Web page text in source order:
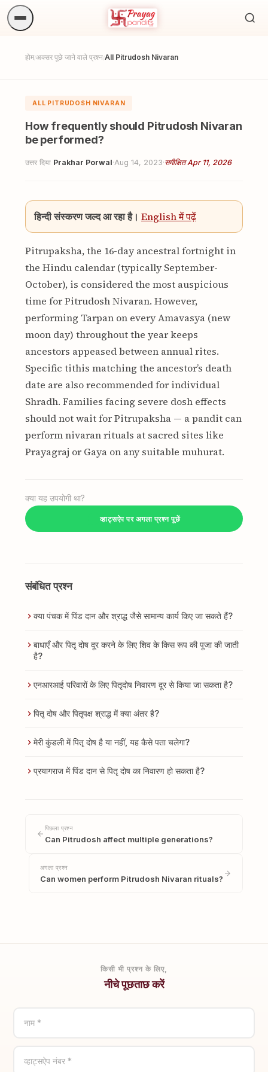
होम/अक्सर पूछे जाने वाले प्रश्न/All Pitrudosh Nivaran
ALL PITRUDOSH NIVARAN
How frequently should Pitrudosh Nivaran
be performed?
उत्तर दिया Prakhar Porwal·Aug 14, 2023·समीक्षित Apr 11, 2026
हिन्दी संस्करण जल्द आ रहा है। English में पढ़ें
Pitrupaksha, the 16-day ancestral fortnight in
the Hindu calendar (typically September-
October), is considered the most auspicious
time for Pitrudosh Nivaran. However,
performing Tarpan on every Amavasya (new
moon day) throughout the year keeps
ancestors appeased between annual rites.
Specific tithis matching the ancestor’s death
date are also recommended for individual
Shradh. Families facing severe dosh effects
should not wait for Pitrupaksha — a pandit can
perform nivaran rituals at sacred sites like
Prayagraj or Gaya on any suitable muhurat.
क्या यह उपयोगी था?
व्हाट्सऐप पर अगला प्रश्न पूछें
संबंधित प्रश्न
क्या पंचक में पिंड दान और श्राद्ध जैसे सामान्य कार्य किए जा सकते हैं?
बाधाएँ और पितृ दोष दूर करने के लिए शिव के किस रूप की पूजा की जाती
है?
एनआरआई परिवारों के लिए पितृदोष निवारण दूर से किया जा सकता है?
पितृ दोष और पितृपक्ष श्राद्ध में क्या अंतर है?
मेरी कुंडली में पितृ दोष है या नहीं, यह कैसे पता चलेगा?
प्रयागराज में पिंड दान से पितृ दोष का निवारण हो सकता है?
पिछला प्रश्न
Can Pitrudosh affect multiple generations?
अगला प्रश्न
Can women perform Pitrudosh Nivaran rituals?
किसी भी प्रश्न के लिए,
नीचे पूछताछ करें
नाम *
व्हाट्सऐप नंबर *